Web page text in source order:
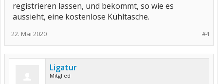
registrieren lassen, und bekommt, so wie es
aussieht, eine kostenlose Kühltasche.
#4
22. Mai 2020
Ligatur
Mitglied